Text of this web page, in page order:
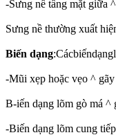
-Sưng nề tầng mặt giữa
Sưng nề thường xuất
Biến dạng
-Mũi xẹp hoặc vẹo ^
B-iến dạng lõm gò má ^
-Biến dạng lõm cung